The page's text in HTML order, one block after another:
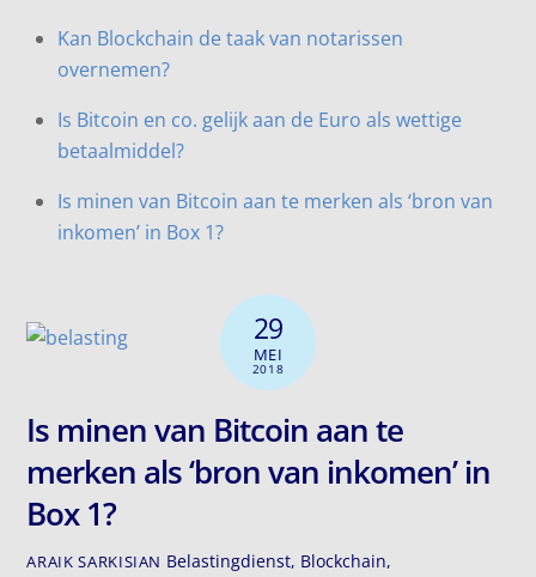
Kan Blockchain de taak van notarissen
overnemen?
Is Bitcoin en co. gelijk aan de Euro als wettige
betaalmiddel?
Is minen van Bitcoin aan te merken als ‘bron van
inkomen’ in Box 1?
29
MEI
2018
Is minen van Bitcoin aan te
merken als ‘bron van inkomen’ in
Box 1?
ARAIK SARKISIAN Belastingdienst, Blockchain,